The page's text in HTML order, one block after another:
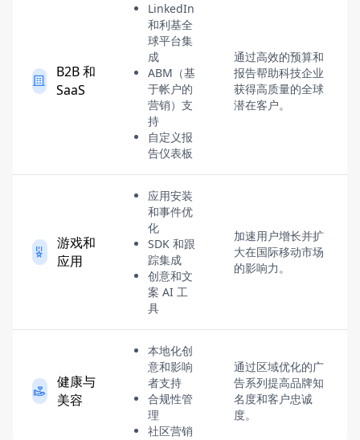
B2B 和
SaaS
LinkedIn
和利基全
球平台集
成
ABM（基
于帐户的
营销）支
持
自定义报
告仪表板
通过高效的预算和
报告帮助科技企业
获得高质量的全球
潜在客户。
游戏和
应用
应用安装
和事件优
化
SDK 和跟
踪集成
创意和文
案 AI 工
具
加速用户增长并扩
大在国际移动市场
的影响力。
健康与
美容
本地化创
意和影响
者支持
合规性管
理
社区营销
通过区域优化的广
告系列提高品牌知
名度和客户忠诚
度。